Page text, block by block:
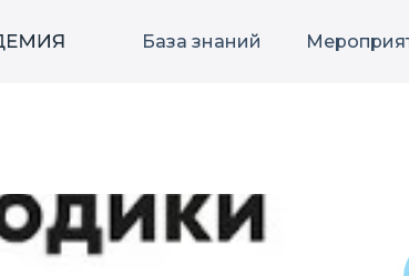
База знаний